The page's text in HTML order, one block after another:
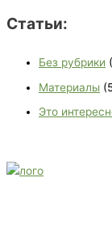
Статьи:
Без рубрики
Материалы
Это